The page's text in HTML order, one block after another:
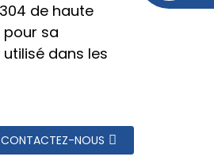
de haute
pour sa
dans les
CONTACTEZ-NOUS